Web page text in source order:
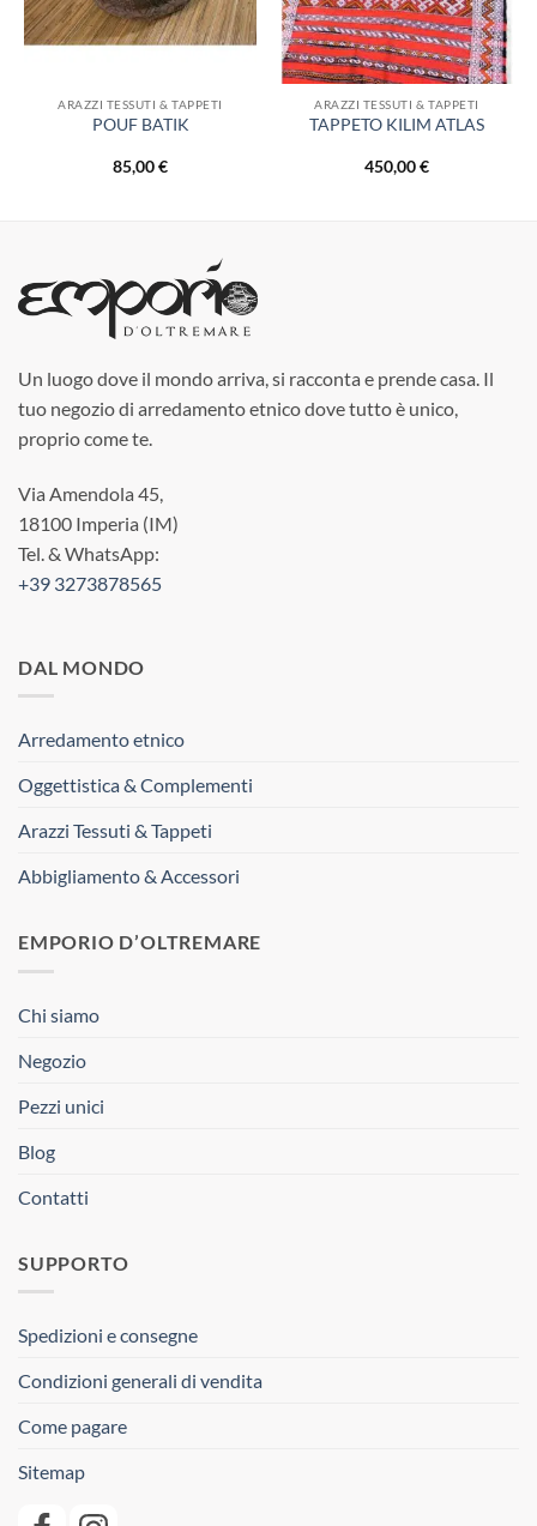
ARAZZI TESSUTI & TAPPETI
POUF BATIK
85,00€
ARAZZI TESSUTI & TAPPETI
TAPPETO KILIM ATLAS
450,00€
Un luogo dove il mondo arriva, si racconta e prende casa. Il
tuo negozio di arredamento etnico dove tutto è unico,
proprio come te.
Via Amendola 45,
18100 Imperia (IM)
Tel. & WhatsApp:
+39 3273878565
DAL MONDO
Arredamento etnico
Oggettistica & Complementi
Arazzi Tessuti & Tappeti
Abbigliamento & Accessori
EMPORIO D’OLTREMARE
Chi siamo
Negozio
Pezzi unici
Blog
Contatti
SUPPORTO
Spedizioni e consegne
Condizioni generali di vendita
Come pagare
Sitemap